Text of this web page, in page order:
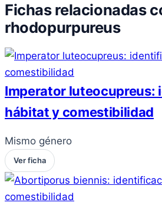
Fichas relacionadas
rhodopurpureus
Imperator luteocupreus:
hábitat y comestibilidad
Mismo género
Ver ficha